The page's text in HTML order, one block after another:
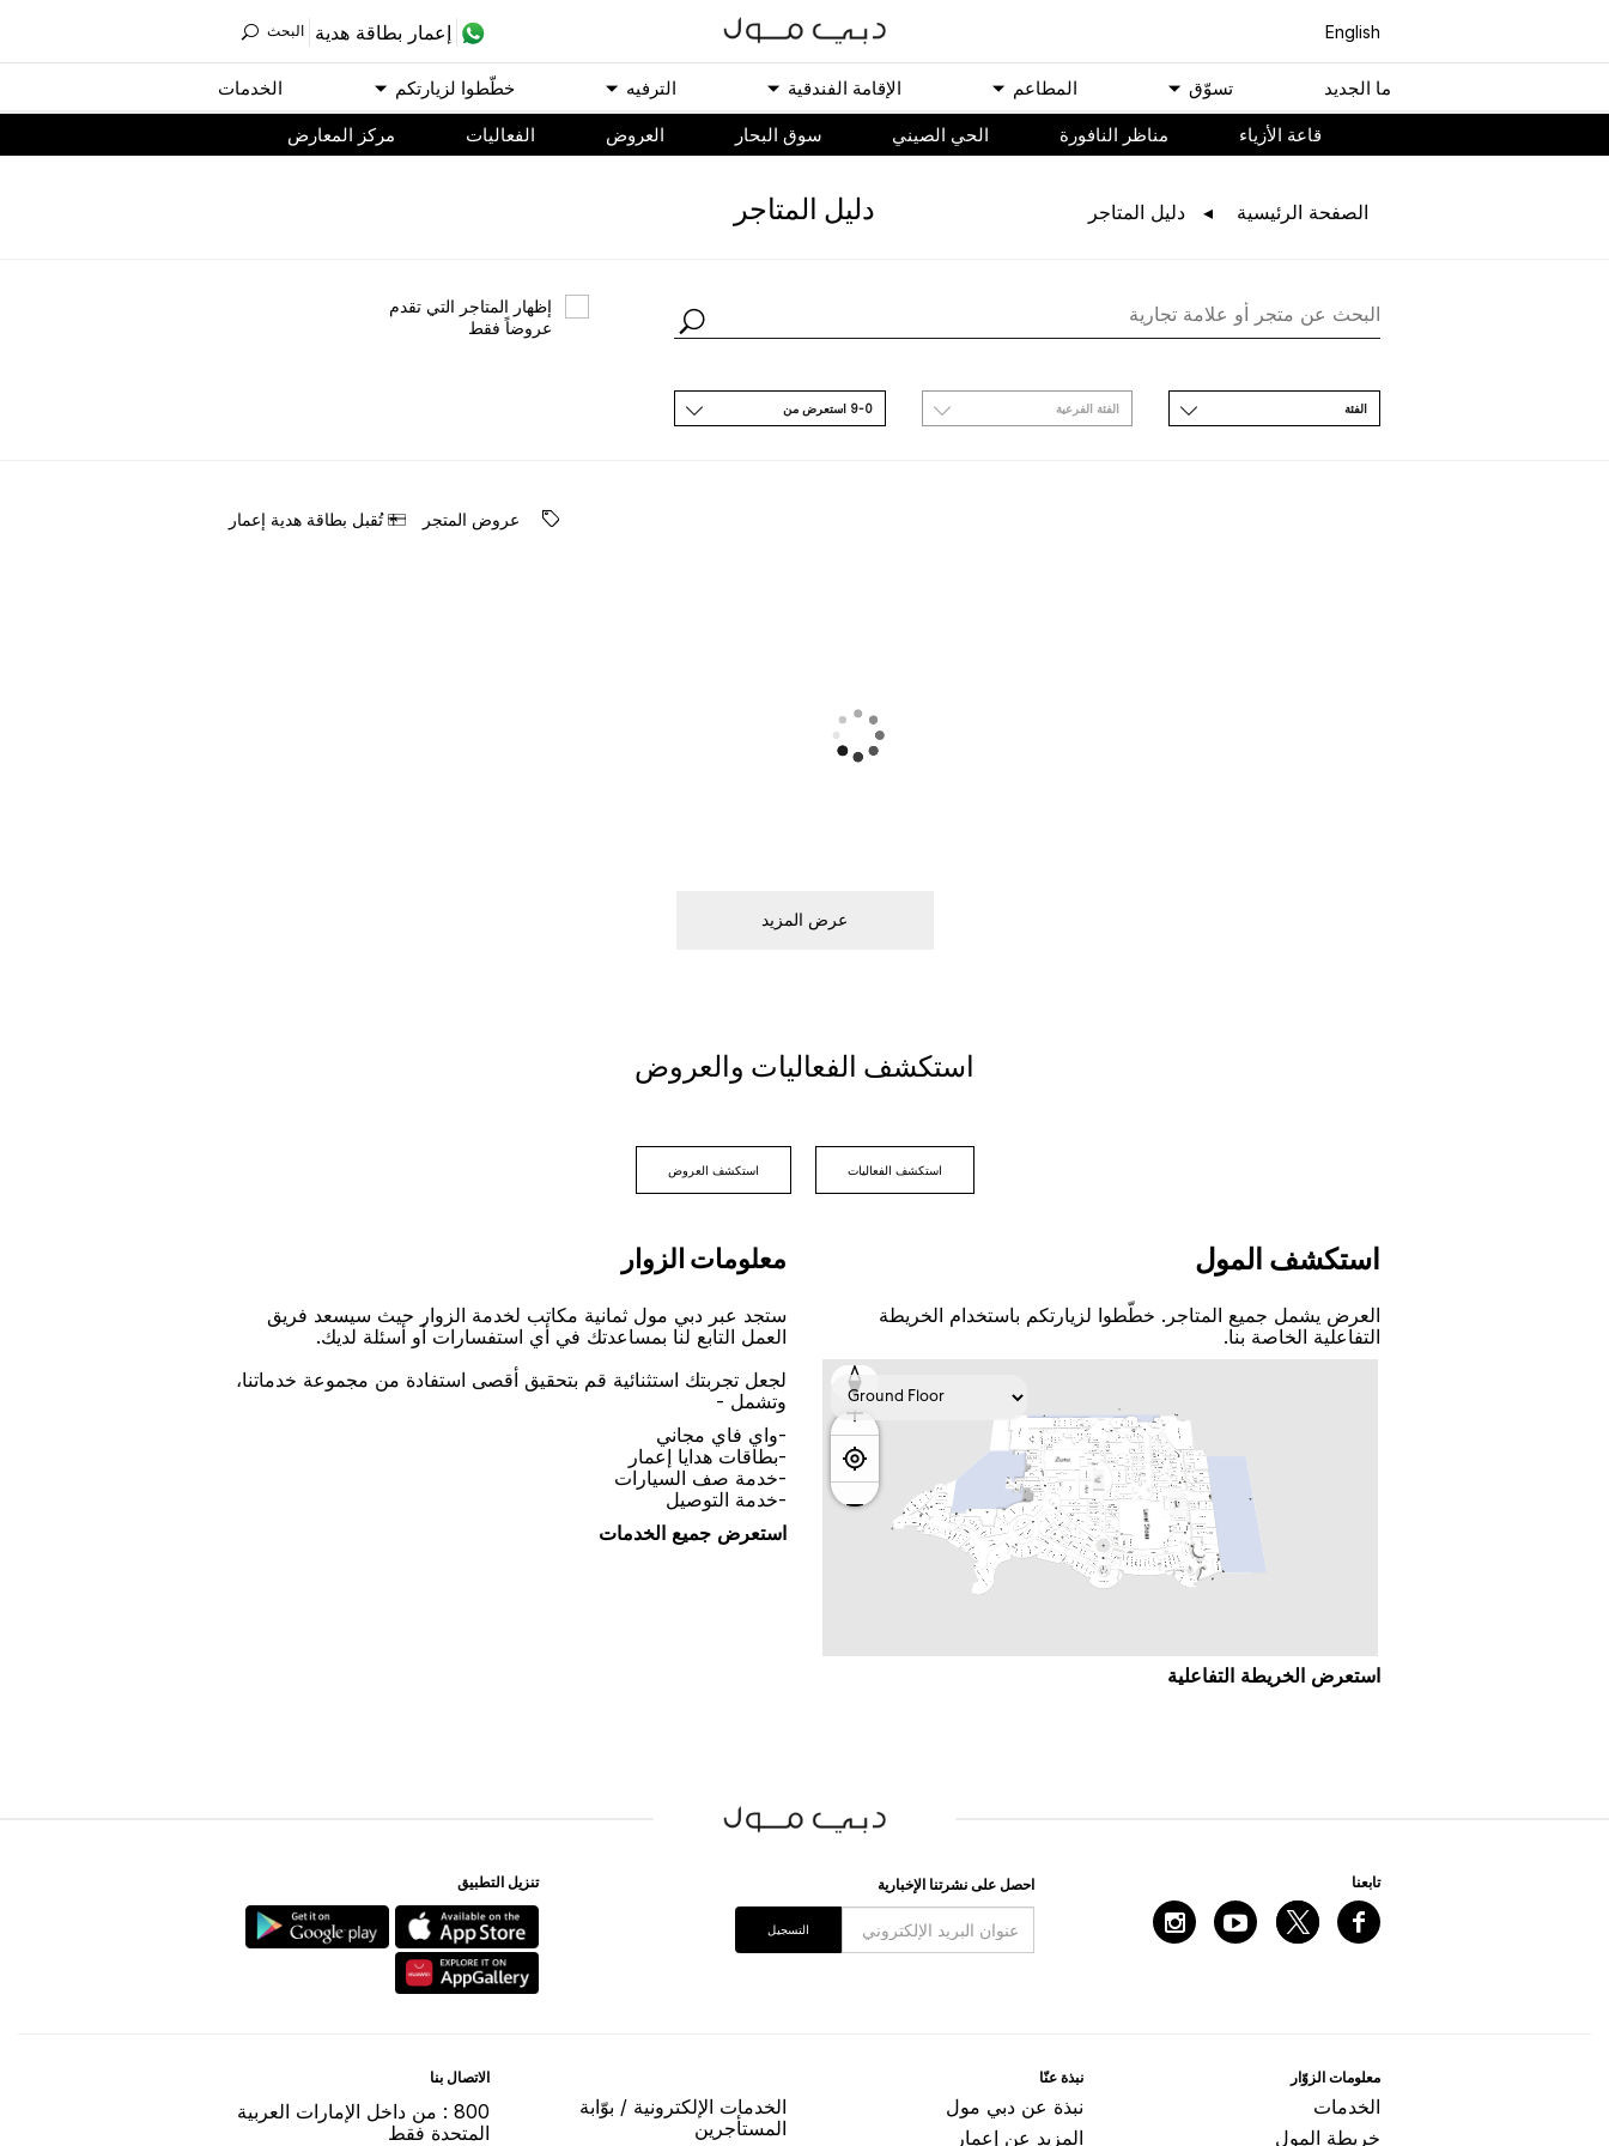
English ﺇﻋﻤﺎﺭ ﺑﻄﺎﻗﺔ ﻫﺪﻳﺔ اﻟﺒﺤﺚ
ﻣﺎ اﻟﺠﺪﻳﺪ ﺗﺴﻮّﻕ اﻟﻤﻄﺎﻋﻢ اﻹﻗﺎﻣﺔ اﻟﻔﻨﺪﻗﻴﺔ اﻟﺘﺮﻓﻴﻪ ﺧﻄّﻄﻮا ﻟﺰﻳﺎﺭﺗﻜﻢ اﻟﺨﺪﻣﺎﺕ
ﻗﺎﻋﺔ اﻷﺯﻳﺎء مناظر النافورة الحي الصيني سوق البحار اﻟﻌﺮﻭﺽ اﻟﻔﻌﺎﻟﻴﺎﺕ مركز المعارض
اﻟﺼﻔﺤﺔ اﻟﺮﺋﻴﺴﻴﺔ ﺩﻟﻴﻞ اﻟﻤﺘﺎﺟﺮ ﺩﻟﻴﻞ اﻟﻤﺘﺎﺟﺮ
ﺇﻇﻬﺎﺭ اﻟﻤﺘﺎﺟﺮ اﻟﺘﻲ ﺗﻘﺪﻡ
ﻋﺮﻭﺿﺎً ﻓﻘﻂ
اﻟﻔﺌﺔ اﻟﻔﺌﺔ اﻟﻔﺮﻋﻴﺔ 9-0 اﺳﺘﻌﺮﺽ ﻣﻦ
ﻋﺮﻭﺽ اﻟﻤﺘﺠﺮ ﺗُﻘﺒﻞ ﺑﻄﺎﻗﺔ ﻫﺪﻳﺔ ﺇﻋﻤﺎﺭ
ﻋﺮﺽ اﻟﻤﺰﻳﺪ
اﺳﺘﻜﺸﻒ اﻟﻔﻌﺎﻟﻴﺎﺕ ﻭاﻟﻌﺮﻭﺽ
اﺳﺘﻜﺸﻒ اﻟﻔﻌﺎﻟﻴﺎﺕ اﺳﺘﻜﺸﻒ اﻟﻌﺮﻭﺽ
اﺳﺘﻜﺸﻒ اﻟﻤﻮﻝ
اﻟﻌﺮﺽ ﻳﺸﻤﻞ ﺟﻤﻴﻊ اﻟﻤﺘﺎﺟﺮ. ﺧﻄّﻄﻮا ﻟﺰﻳﺎﺭﺗﻜﻢ ﺑﺎﺳﺘﺨﺪاﻡ اﻟﺨﺮﻳﻄﺔ
اﻟﺘﻔﺎﻋﻠﻴﺔ اﻟﺨﺎﺻﺔ ﺑﻨﺎ.
اﺳﺘﻌﺮﺽ اﻟﺨﺮﻳﻄﺔ اﻟﺘﻔﺎﻋﻠﻴﺔ
ﻣﻌﻠﻮﻣﺎﺕ اﻟﺰﻭاﺭ
ﺳﺘﺠﺪ ﻋﺒﺮ ﺩﺑﻲ ﻣﻮﻝ ﺛﻤﺎﻧﻴﺔ ﻣﻜﺎﺗﺐ ﻟﺨﺪﻣﺔ اﻟﺰﻭاﺭ ﺣﻴﺚ ﺳﻴﺴﻌﺪ ﻓﺮﻳﻖ
اﻟﻌﻤﻞ اﻟﺘﺎﺑﻊ ﻟﻨﺎ ﺑﻤﺴﺎﻋﺪﺗﻚ ﻓﻲ ﺃﻱ اﺳﺘﻔﺴﺎﺭاﺕ ﺃﻭ ﺃﺳﺌﻠﺔ ﻟﺪﻳﻚ.
ﻟﺠﻌﻞ ﺗﺠﺮﺑﺘﻚ اﺳﺘﺜﻨﺎﺋﻴﺔ ﻗﻢ ﺑﺘﺤﻘﻴﻖ ﺃﻗﺼﻰ اﺳﺘﻔﺎﺩﺓ ﻣﻦ ﻣﺠﻤﻮﻋﺔ ﺧﺪﻣﺎﺗﻨﺎ،
ﻭﺗﺸﻤﻞ -
-ﻭاﻱ ﻓﺎﻱ ﻣﺠﺎﻧﻲ
-ﺑﻄﺎﻗﺎﺕ ﻫﺪاﻳﺎ ﺇﻋﻤﺎﺭ
-ﺧﺪﻣﺔ ﺻﻒ اﻟﺴﻴﺎﺭاﺕ
-ﺧﺪﻣﺔ اﻟﺘﻮﺻﻴﻞ
اﺳﺘﻌﺮﺽ ﺟﻤﻴﻊ اﻟﺨﺪﻣﺎﺕ
ﺗﺎﺑﻌﻨﺎ اﺣﺼﻞ ﻋﻠﻰ ﻧﺸﺮﺗﻨﺎ اﻹﺧﺒﺎﺭﻳﺔ
اﻟﺘﺴﺠﻴﻞ
ﺗﻨﺰﻳﻞ اﻟﺘﻄﺒﻴﻖ
ﻣﻌﻠﻮﻣﺎﺕ اﻟﺰﻭّاﺭ
اﻟﺨﺪﻣﺎﺕ
ﺧﺮﻳﻄﺔ اﻟﻤﻮﻝ
ﻧﺒﺬﺓ ﻋﻨّﺎ
ﻧﺒﺬﺓ ﻋﻦ ﺩﺑﻲ ﻣﻮﻝ
المزيد عن إعمار
اﻟﺨﺪﻣﺎﺕ اﻹﻟﻜﺘﺮﻭﻧﻴﺔ / ﺑﻮّاﺑﺔ
اﻟﻤﺴﺘﺄﺟﺮﻳﻦ
اﻻﺗﺼﺎﻝ ﺑﻨﺎ
800 : ﻣﻦ ﺩاﺧﻞ اﻹﻣﺎﺭاﺕ اﻟﻌﺮﺑﻴﺔ
اﻟﻤﺘﺤﺪﺓ ﻓﻘﻂ